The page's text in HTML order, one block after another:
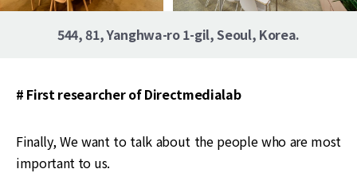
544, 81, Yanghwa-ro 1-gil, Seoul, Korea.
# First researcher of Directmedialab
Finally, We want to talk about the people who are most
important to us.